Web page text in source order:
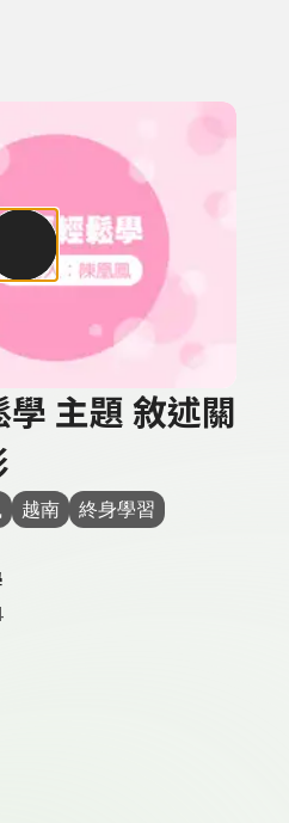
稱、主持人或關鍵字
主題 敘述關
越南
終身學習